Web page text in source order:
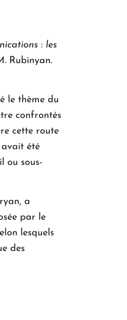
: les
Rubinyan.
le thème du
confrontés
cette route
avait été
ou sous-
a
par le
lesquels
des